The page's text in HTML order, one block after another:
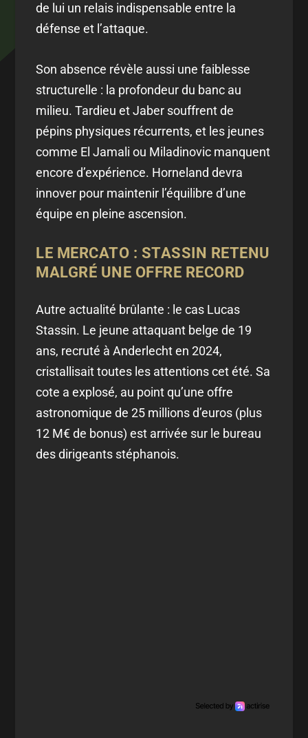
de lui un relais indispensable entre la
défense et l’attaque.
Son absence révèle aussi une faiblesse
structurelle : la profondeur du banc au
milieu. Tardieu et Jaber souffrent de
pépins physiques récurrents, et les jeunes
comme El Jamali ou Miladinovic manquent
encore d’expérience. Horneland devra
innover pour maintenir l’équilibre d’une
équipe en pleine ascension.
LE MERCATO : STASSIN RETENU
MALGRÉ UNE OFFRE RECORD
Autre actualité brûlante : le cas Lucas
Stassin. Le jeune attaquant belge de 19
ans, recruté à Anderlecht en 2024,
cristallisait toutes les attentions cet été. Sa
cote a explosé, au point qu’une offre
astronomique de 25 millions d’euros (plus
12 M€ de bonus) est arrivée sur le bureau
des dirigeants stéphanois.